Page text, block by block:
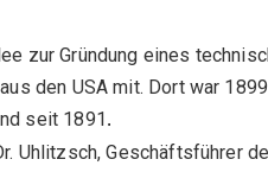
zur Gründung eines
den USA mit. Dort war
seit 1891.
Uhlitzsch, Geschäftsführer